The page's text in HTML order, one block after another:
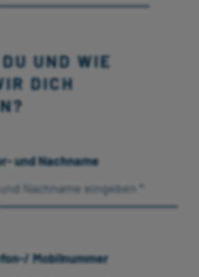
UND WIE
DICH
und Nachname
Mobilnummer